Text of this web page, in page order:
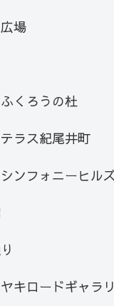
場
くろうの杜
ラス紀尾井町
ンフォニーヒル
キロードギャラ